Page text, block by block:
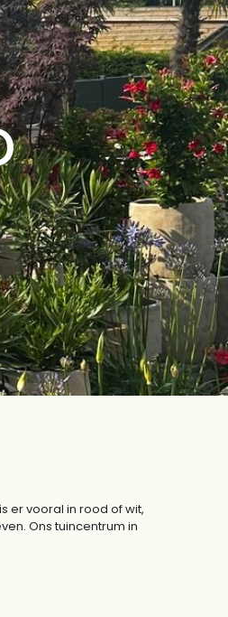
er vooral in rood of wit,
Ons tuincentrum in